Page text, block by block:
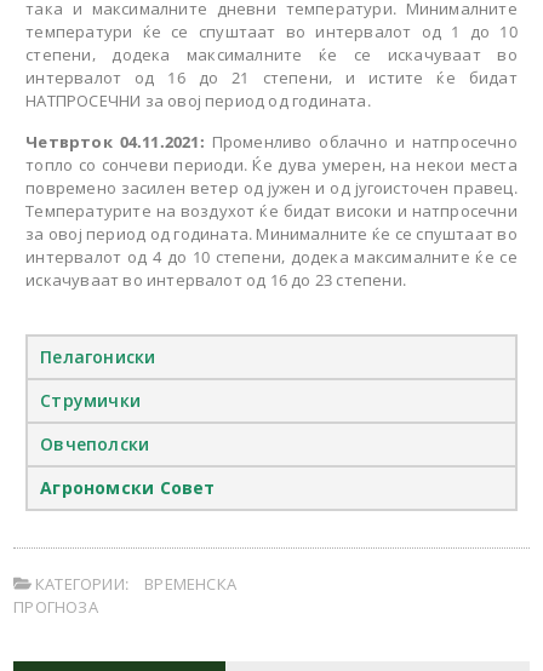
така и максималните дневни температури. Минималните
температури ќе се спуштаат во интервалот од 1 до 10
степени, додека максималните ќе се искачуваат во
интервалот од 16 до 21 степени, и истите ќе бидат
НАТПРОСЕЧНИ за овој период од годината.
Четврток 04.11.2021: Променливо облачно и натпросечно
топло со сончеви периоди. Ќе дува умерен, на некои места
повремено засилен ветер од јужен и од југоисточен правец.
Температурите на воздухот ќе бидат високи и натпросечни
за овој период од годината. Минималните ќе се спуштаат во
интервалот од 4 до 10 степени, додека максималните ќе се
искачуваат во интервалот од 16 до 23 степени.
Пелагониски
Струмички
Овчеполски
Агрономски Совет
КАТЕГОРИИ:
ВРЕМЕНСКА
ПРОГНОЗА